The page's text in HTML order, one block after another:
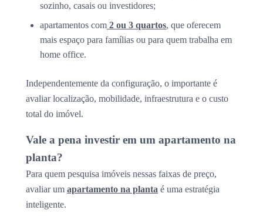
sozinho, casais ou investidores;
apartamentos com 2 ou 3 quartos, que oferecem
mais espaço para famílias ou para quem trabalha em
home office.
Independentemente da configuração, o importante é
avaliar localização, mobilidade, infraestrutura e o custo
total do imóvel.
Vale a pena investir em um apartamento na
planta?
Para quem pesquisa imóveis nessas faixas de preço,
avaliar um apartamento na planta é uma estratégia
inteligente.